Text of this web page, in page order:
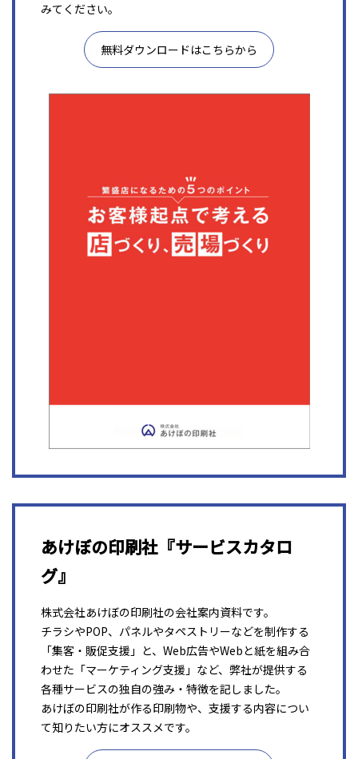
みてください。
無料ダウンロードはこちらから
あけぼの印刷社『サービスカタロ
グ』
株式会社あけぼの印刷社の会社案内資料です。
チラシやPOP、パネルやタペストリーなどを制作する
「集客・販促支援」と、Web広告やWebと紙を組み合
わせた「マーケティング支援」など、弊社が提供する
各種サービスの独自の強み・特徴を記しました。
あけぼの印刷社が作る印刷物や、支援する内容につい
て知りたい方にオススメです。